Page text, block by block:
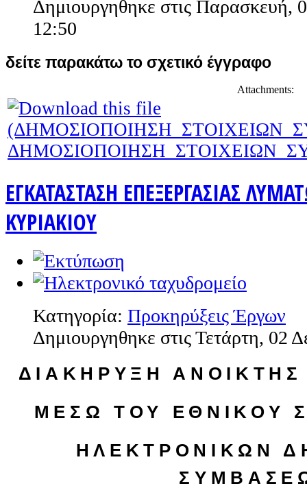
Δημιουργηθηκε στις Παρασκευή,
12:50
δείτε παρακάτω το σχετικό έγγραφο
Attachments:
ΕΓΚΑΤΑΣΤΑΣΗ ΕΠΕΞΕΡΓΑΣΙΑΣ
ΚΥΡΙΑΚΙΟΥ
Κατηγορία: Προκηρύξεις Έργων
Δημιουργηθηκε στις Τετάρτη, 02
ΔΙΑΚΗΡΥΞΗ ΑΝΟΙΚΤΗΣ
ΜΕΣΩ ΤΟΥ ΕΘΝΙΚΟΥ
ΗΛΕΚΤΡΟΝΙΚΩΝ